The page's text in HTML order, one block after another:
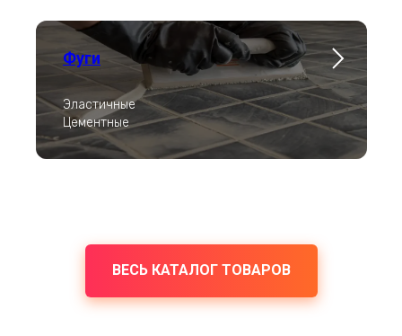
Фуги
Эластичные
Цементные
ВЕСЬ КАТАЛОГ ТОВАРОВ